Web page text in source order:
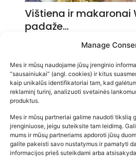
Manage
Mes ir mūsų naudojame jūsų įrenginio
“sausainiukai” (angl. cookies) ir kitus
kaip unikalūs identifikatoriai tam, kad
reklaminį turinį, analizuoti svetainės
produktus.
Mes ir mūsų partneriai galime naudoti tikslią
įrenginiuose, jeigu suteiksite tam leidimą.
mums ir mūsų partneriams apdoroti jūsų
galite pakeisti savo nustatymus ir pamatyti
informacijos prieš suteikdami arba
Vištiena ir makaronai
padaže…